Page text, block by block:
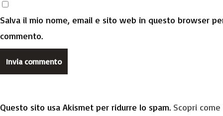
Salva il mio nome, email e sito web in questo browser
commento.
Questo sito usa Akismet per ridurre lo spam. Scopri